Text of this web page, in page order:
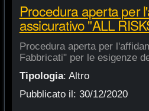
Procedura aperta per
assicurativo "ALL
Procedura aperta per
Fabbricati" per le esigenze
Tipologia: Altro
Pubblicato il: 30/12/2020